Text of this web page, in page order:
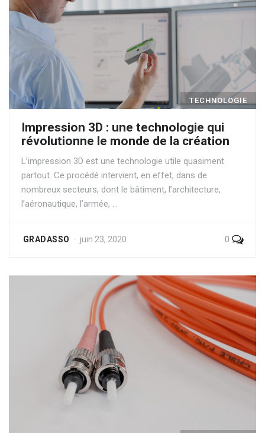
TECHNOLOGIE
Impression 3D : une technologie qui
révolutionne le monde de la création
L’impression 3D est une technologie utile quasiment
partout. Ce procédé intervient, en effet, dans de
nombreux secteurs, dont le bâtiment, l’architecture,
l’aéronautique, l’armée, …
0
GRADASSO juin 23, 2020